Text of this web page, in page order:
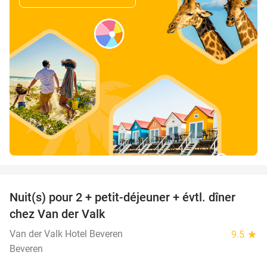
51%
Nuit(s) pour 2 + petit-déjeuner + évtl. dîner
chez Van der Valk
Van der Valk Hotel Beveren 9.5 star
Beveren